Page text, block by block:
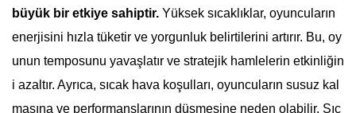
büyük bir etkiye sahiptir. Yüksek sıcaklıklar, oyuncuların
enerjisini hızla tüketir ve yorgunluk belirtilerini artırır. Bu, oy
unun temposunu yavaşlatır ve stratejik hamlelerin etkinliğin
i azaltır. Ayrıca, sıcak hava koşulları, oyuncuların susuz kal
masına ve performanslarının düşmesine neden olabilir. Sıc